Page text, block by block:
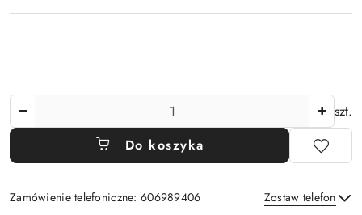
szt.
Do koszyka
Zamówienie telefoniczne: 606989406 Zostaw telefon